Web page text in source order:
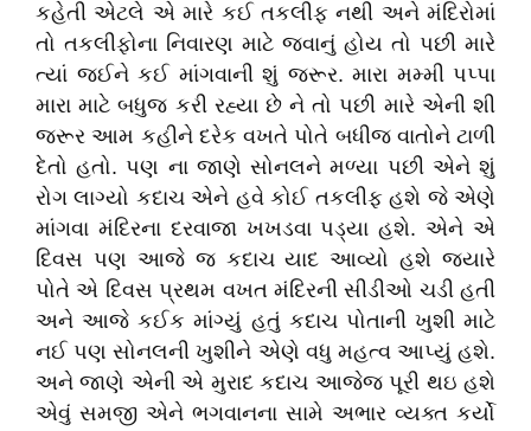
કહેતી એટલે એ મારે કઈ તકલીફ નથી અને મંદિરોમાં
તો તકલીફોના નિવારણ માટે જવાનું હોય તો પછી મારે
ત્યાં જઈને કઈ માંગવાની શું જરૂર. મારા મમ્મી પપ્પા
મારા માટે બધુજ કરી રહ્યા છે ને તો પછી મારે એની શી
જરૂર આમ કહીને દરેક વખતે પોતે બધીજ વાતોને ટાળી
દેતો હતો. પણ ના જાણે સોનલને મળ્યા પછી એને શું
રોગ લાગ્યો કદાચ એને હવે કોઈ તકલીફ હશે જે એણે
માંગવા મંદિરના દરવાજા ખખડવા પડ્યા હશે. એને એ
દિવસ પણ આજે જ કદાચ યાદ આવ્યો હશે જયારે
પોતે એ દિવસ પ્રથમ વખત મંદિરની સીડીઓ ચડી હતી
અને આજે કઈક માંગ્યું હતું કદાચ પોતાની ખુશી માટે
નઈ પણ સોનલની ખુશીને એણે વધુ મહત્વ આપ્યું હશે.
અને જાણે એની એ મુરાદ કદાચ આજેજ પૂરી થઇ હશે
એવું સમજી એને ભગવાનના સામે અભાર વ્યક્ત કર્યો